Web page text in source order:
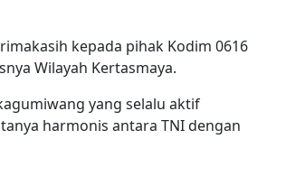
kepada pihak Kodim 0616
Wilayah Kertasmaya.
yang selalu aktif
harmonis antara TNI dengan